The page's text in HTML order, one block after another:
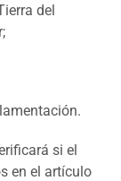
del
si el
en el artículo